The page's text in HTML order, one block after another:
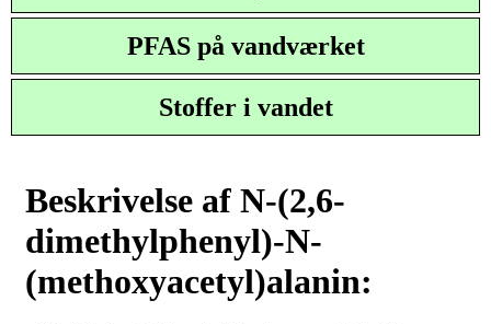
PFAS på vandværket
Stoffer i vandet
Beskrivelse af N-(2,6-
dimethylphenyl)-N-
(methoxyacetyl)alanin: